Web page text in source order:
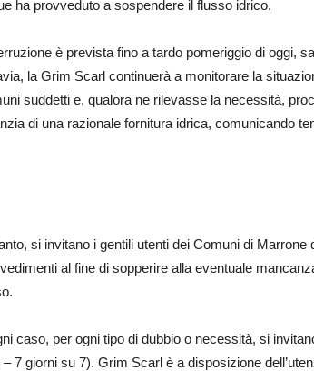
ha provveduto a sospendere il flusso idrico.
è prevista fino a tardo pomeriggio di oggi,
la Grim Scarl continuerà a monitorare la
suddetti e, qualora ne rilevasse la necessità,
di una razionale fornitura idrica, comunicando
si invitano i gentili utenti dei Comuni di
al fine di sopperire alla eventuale
caso, per ogni tipo di dubbio o necessità, si
– 7 giorni su 7). Grim Scarl è a disposizione